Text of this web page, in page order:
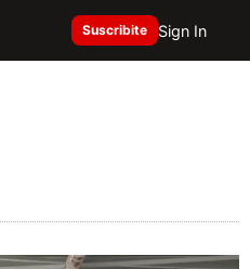
Suscribite Sign In